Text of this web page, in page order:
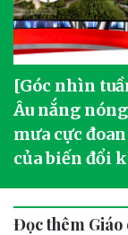
[Góc nhìn
Âu nắng
mưa cực
của biến đổi
Đọc thêm Giáo